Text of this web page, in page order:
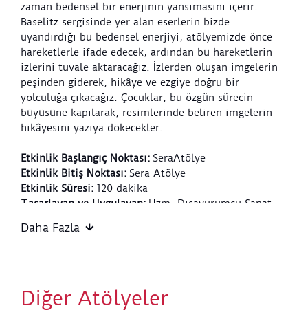
zaman bedensel bir enerjinin yansımasını içerir.
Baselitz sergisinde yer alan eserlerin bizde
uyandırdığı bu bedensel enerjiyi, atölyemizde önce
hareketlerle ifade edecek, ardından bu hareketlerin
izlerini tuvale aktaracağız. İzlerden oluşan imgelerin
peşinden giderek, hikâye ve ezgiye doğru bir
yolculuğa çıkacağız. Çocuklar, bu özgün sürecin
büyüsüne kapılarak, resimlerinde beliren imgelerin
hikâyesini yazıya dökecekler.
Etkinlik Başlangıç Noktası: SeraAtölye
Etkinlik Bitiş Noktası: Sera Atölye
Etkinlik Süresi: 120 dakika
Tasarlayan ve Uygulayan: Uzm. Dışavurumcu Sanat
iadesi veya değişiklik yapılmaz.
Daha Fazla
Diğer Atölyeler